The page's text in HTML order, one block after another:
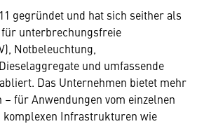
gegründet und hat sich seither als
unterbrechungsfreie
Notbeleuchtung,
und umfassende
Das Unternehmen bietet mehr
– für Anwendungen vom einzelnen
Infrastrukturen wie